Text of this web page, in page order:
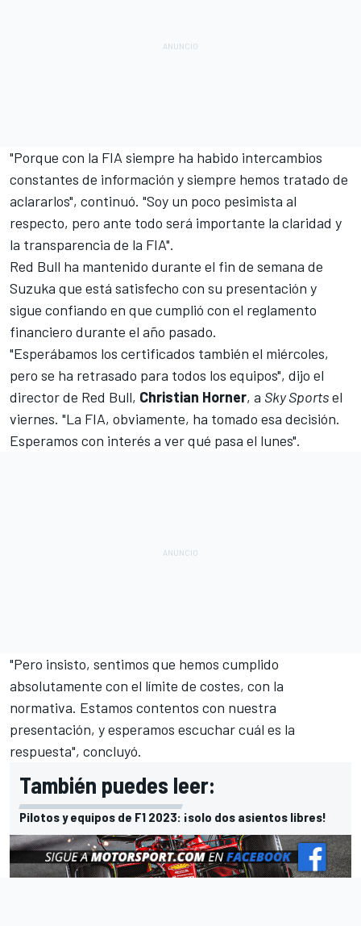
"Porque con la FIA siempre ha habido intercambios
constantes de información y siempre hemos tratado de
aclararlos", continuó. "Soy un poco pesimista al
respecto, pero ante todo será importante la claridad y
la transparencia de la FIA".
Red Bull ha mantenido durante el fin de semana de
Suzuka que está satisfecho con su presentación y
sigue confiando en que cumplió con el reglamento
financiero durante el año pasado.
"Esperábamos los certificados también el miércoles,
pero se ha retrasado para todos los equipos", dijo el
director de Red Bull, Christian Horner, a Sky Sportsel
viernes. "La FIA, obviamente, ha tomado esa decisión.
Esperamos con interés a ver qué pasa el lunes".
"Pero insisto, sentimos que hemos cumplido
absolutamente con el límite de costes, con la
normativa. Estamos contentos con nuestra
presentación, y esperamos escuchar cuál es la
respuesta", concluyó.
También puedes leer:
Pilotos y equipos de F1 2023: ¡solo dos asientos libres!